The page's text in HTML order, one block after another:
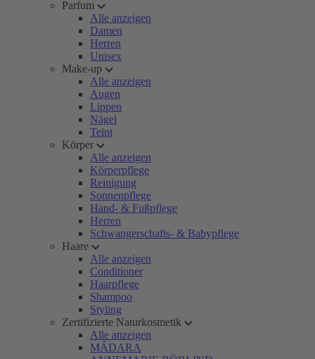
Parfum
Alle anzeigen
Damen
Herren
Unisex
Make-up
Alle anzeigen
Augen
Lippen
Nägel
Teint
Körper
Alle anzeigen
Körperpflege
Reinigung
Sonnenpflege
Hand- & Fußpflege
Herren
Schwangerschafts- & Babypflege
Haare
Alle anzeigen
Conditioner
Haarpflege
Shampoo
Styling
Zertifizierte Naturkosmetik
Alle anzeigen
MÁDARA